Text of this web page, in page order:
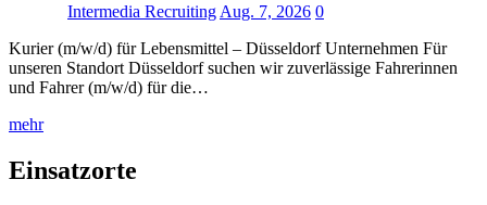
Intermedia Recruiting Aug. 7, 2026 0
Kurier (m/w/d) für Lebensmittel – Düsseldorf Unternehmen Für
unseren Standort Düsseldorf suchen wir zuverlässige Fahrerinnen
und Fahrer (m/w/d) für die…
mehr
Einsatzorte